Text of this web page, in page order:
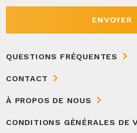
QUESTIONS FRÉQUENTES
CONTACT
À PROPOS DE NOUS
CONDITIONS GÉNÉRALES DE
ENVOYER